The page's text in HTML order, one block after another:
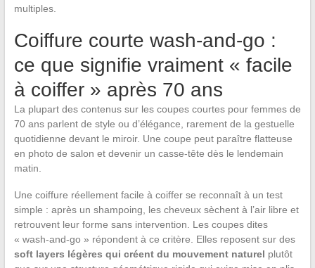
multiples.
Coiffure courte wash-and-go :
ce que signifie vraiment « facile
à coiffer » après 70 ans
La plupart des contenus sur les coupes courtes pour femmes de
70 ans parlent de style ou d’élégance, rarement de la gestuelle
quotidienne devant le miroir. Une coupe peut paraître flatteuse
en photo de salon et devenir un casse-tête dès le lendemain
matin.
Une coiffure réellement facile à coiffer se reconnaît à un test
simple : après un shampoing, les cheveux sèchent à l’air libre et
retrouvent leur forme sans intervention. Les coupes dites
« wash-and-go » répondent à ce critère. Elles reposent sur des
soft layers légères qui créent du mouvement naturel plutôt